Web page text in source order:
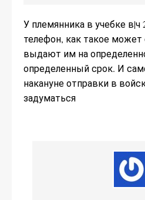
У племянника в учебке в|ч
телефон, как такое может
выдают им на
определенный срок. И
накануне отправки в
задуматься